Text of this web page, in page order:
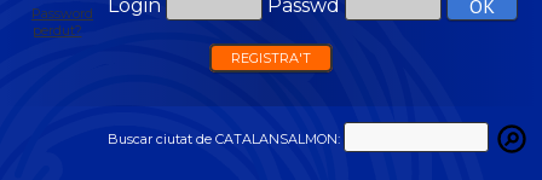
Login Passwd
Password
perdut?
REGISTRA'T
Buscar ciutat de CATALANSALMON: